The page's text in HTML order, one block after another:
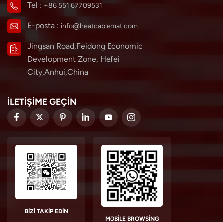
Tel : +86 551 67709531
E-posta : info@heatcablemat.com
Jingsan Road,Feidong Economic
Development Zone, Hefei
City,Anhui,China
İLETİŞİME GEÇİN
BIZI TAKIP EDIN
MOBILE BROWSING